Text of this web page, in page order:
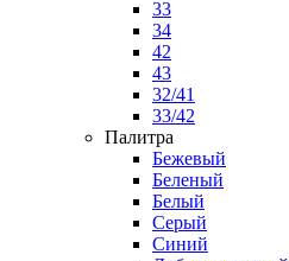
33
34
42
43
32/41
33/42
Палитра
Бежевый
Беленый
Белый
Серый
Синий